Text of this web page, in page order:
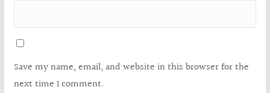
Save my name, email, and website in this browser for the
next time I comment.